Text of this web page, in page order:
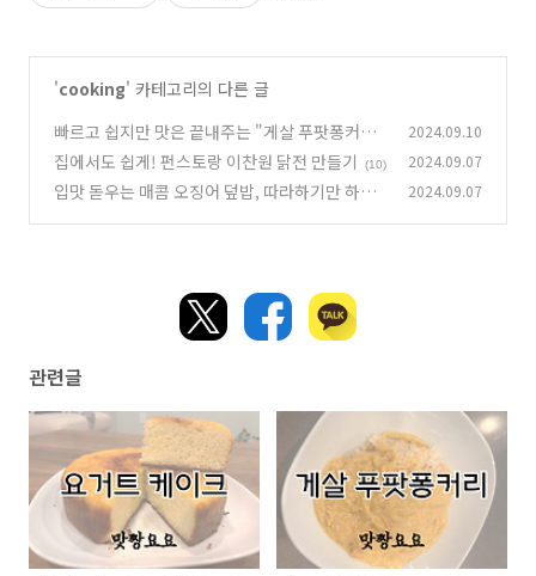
'cooking' 카테고리의 다른 글
빠르고 쉽지만 맛은 끝내주는 "게살 푸팟퐁커리"
(2)
2024.09.10
집에서도 쉽게! 펀스토랑 이찬원 닭전 만들기 (10) 2024.09.07
입맛 돋우는 매콤 오징어 덮밥, 따라하기만 하면
2024.09.07
관련글